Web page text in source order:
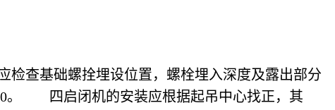
查基础螺拴埋设位置，螺栓埋入深度及露出部分
。 四启闭机的安装应根据起吊中心找正，其